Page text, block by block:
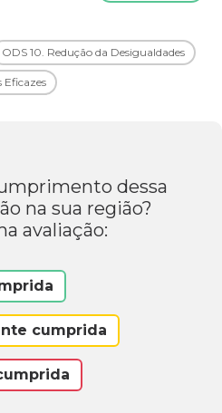
ODS 10. Redução da Desigualdades
Eficazes
dessa
na sua região?
avaliação:
cumprida